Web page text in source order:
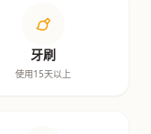
牙刷
使用15天以上